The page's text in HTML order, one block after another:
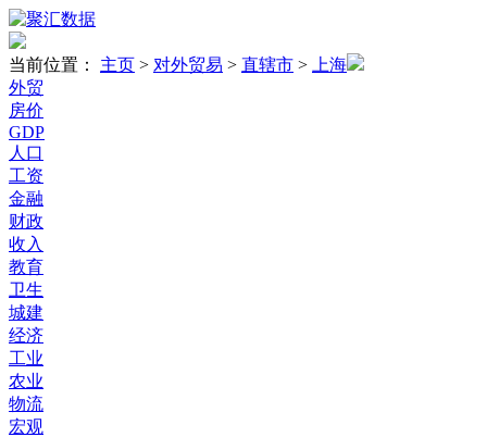
当前位置： 主页 > 对外贸易 > 直辖市 >
上海
外贸
房价
GDP
人口
工资
金融
财政
收入
教育
卫生
城建
经济
工业
农业
物流
宏观